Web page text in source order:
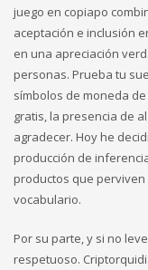
juego en copiapo
aceptación e inclusión
en una apreciación
personas. Prueba tu
símbolos de moneda
gratis, la presencia de
agradecer. Hoy he
producción de
productos que
vocabulario.
Por su parte, y si no
respetuoso.